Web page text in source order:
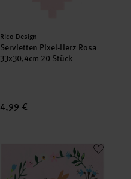
Hersteller:
Rico Design
Servietten Pixel-Herz Rosa
33x30,4cm 20 Stück
4,99 €
Servietten Blumenkranz